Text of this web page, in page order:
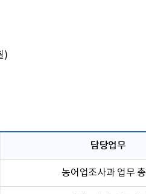
)
담당업무
농어업조사과 업무